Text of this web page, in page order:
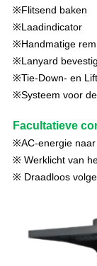
※Flitsend baken
※Laadindicator
※Handmatige
※Lanyard
※Tie-Down- en
※Systeem voor
Facultatieve
※AC-energie
※ Werklicht van
※ Draadloos